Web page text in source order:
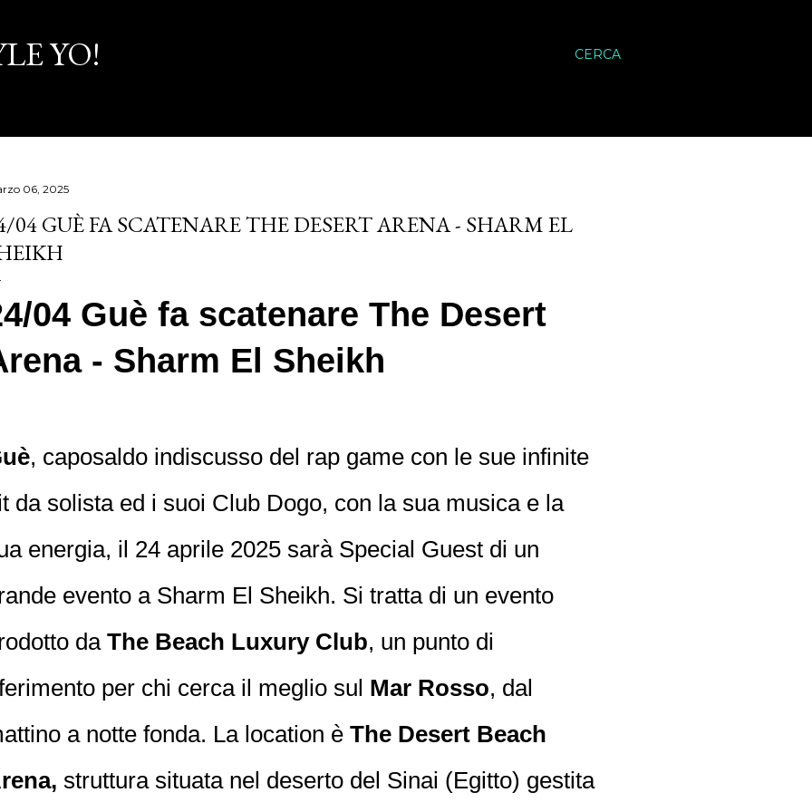
CERCA
YO!
06, 2025
04 GUÈ FA SCATENARE THE DESERT ARENA - SHARM EL
04 Guè fa scatenare The Desert
- Sharm El Sheikh
, caposaldo indiscusso del rap game con le sue infinite
da solista ed i suoi Club Dogo, con la sua musica e la
energia, il 24 aprile 2025 sarà Special Guest di un
evento a Sharm El Sheikh. Si tratta di un evento
daThe Beach Luxury Club, un punto di
per chi cerca il meglio sul Mar Rosso, dal
a notte fonda. La location è The Desert Beach
struttura situata nel deserto del Sinai (Egitto) gestita